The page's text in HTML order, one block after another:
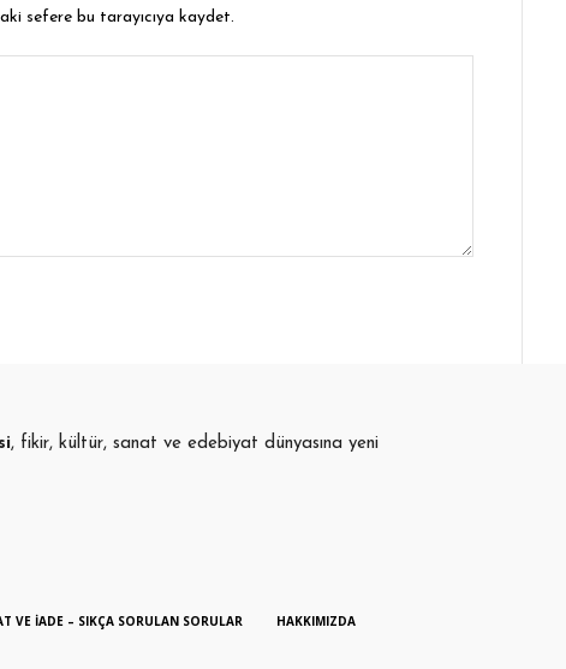
sefere bu tarayıcıya kaydet.
, fikir, kültür, sanat ve edebiyat dünyasına yeni
VE İADE – SIKÇA SORULAN SORULAR HAKKIMIZDA